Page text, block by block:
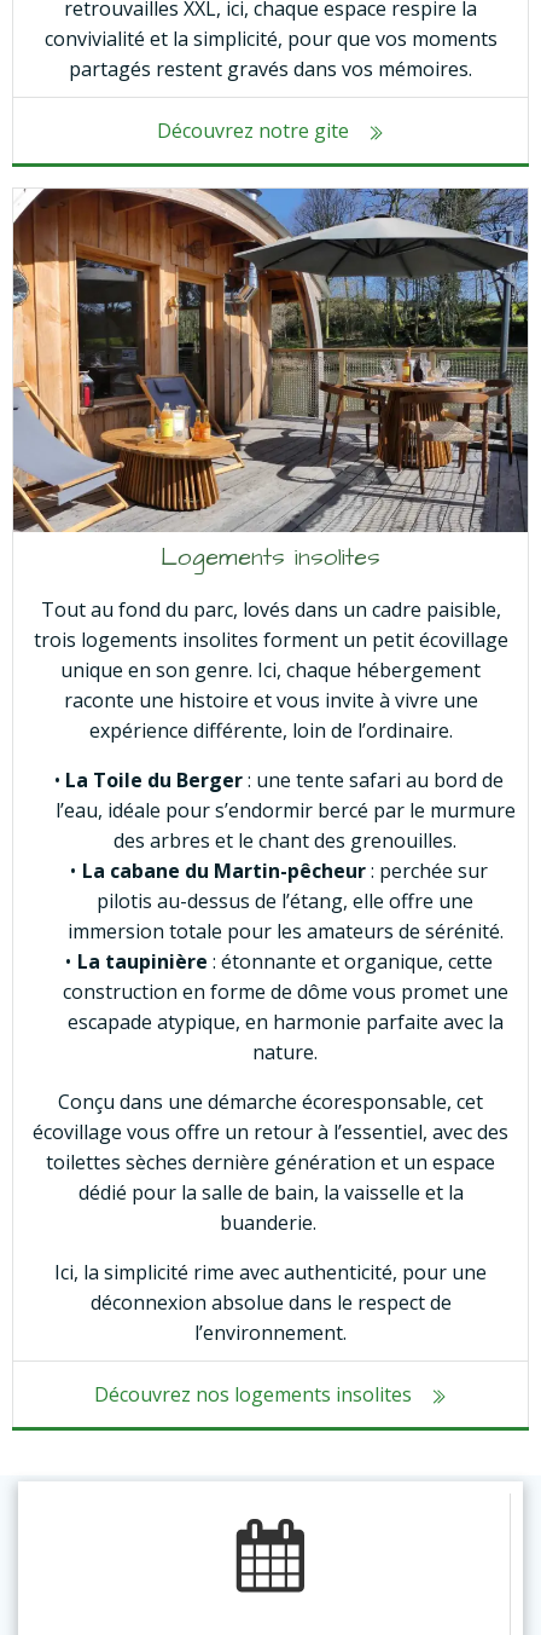
retrouvailles XXL, ici, chaque espace respire la
convivialité et la simplicité, pour que vos moments
partagés restent gravés dans vos mémoires.
Découvrez notre gite
Logements insolites
Tout au fond du parc, lovés dans un cadre paisible,
trois logements insolites forment un petit écovillage
unique en son genre. Ici, chaque hébergement
raconte une histoire et vous invite à vivre une
expérience différente, loin de l’ordinaire.
La Toile du Berger: une tente safari au bord de
l’eau, idéale pour s’endormir bercé par le murmure
des arbres et le chant des grenouilles.
La cabane du Martin-pêcheur: perchée sur
pilotis au-dessus de l’étang, elle offre une
immersion totale pour les amateurs de sérénité.
La taupinière : étonnante et organique, cette
construction en forme de dôme vous promet une
escapade atypique, en harmonie parfaite avec la
nature.
Conçu dans une démarche écoresponsable, cet
écovillage vous offre un retour à l’essentiel, avec des
toilettes sèches dernière génération et un espace
dédié pour la salle de bain, la vaisselle et la
buanderie.
Ici, la simplicité rime avec authenticité, pour une
déconnexion absolue dans le respect de
l’environnement.
Découvrez nos logements insolites